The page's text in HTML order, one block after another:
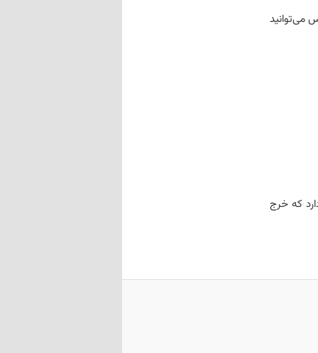
می‌توانید
آزاد دارد که خرج